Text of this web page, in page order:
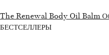
The Renewal Body Oil Balm
БЕСТСЕЛЛЕРЫ